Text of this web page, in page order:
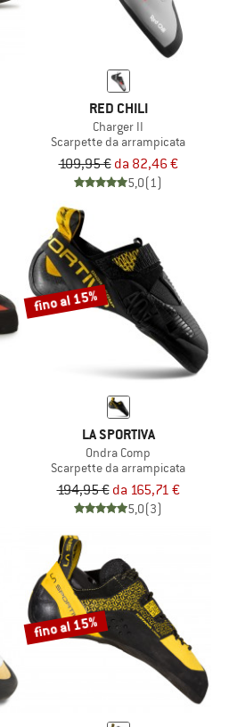
RED CHILI
Charger II
Scarpette da arrampicata
109,95 € da 82,46 €
5,0(1)
fino al 15%
LA SPORTIVA
Ondra Comp
Scarpette da arrampicata
194,95 € da 165,71 €
5,0(3)
fino al 15%